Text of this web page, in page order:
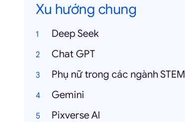
Xu hướng chung
Deep Seek
Chat GPT
Phụ nữ trong các ngành STEM
Gemini
Pixverse AI